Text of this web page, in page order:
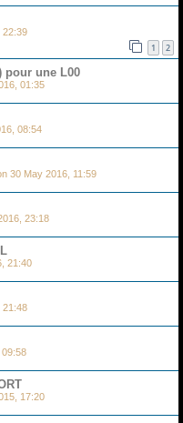
22:39
1 2
pour une L00
01:35
08:54
30 May 2016, 11:59
23:18
21:40
21:48
09:58
17:20